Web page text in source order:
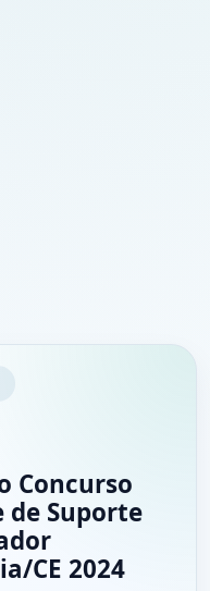
Concurso
de Suporte
CE 2024